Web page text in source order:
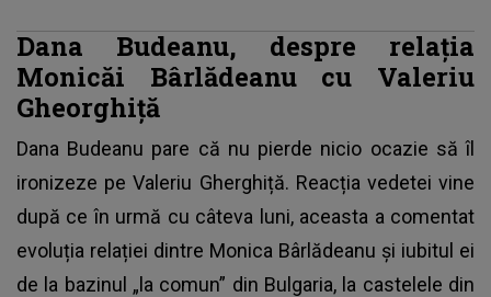
Dana Budeanu, despre relația
Monicăi Bârlădeanu cu Valeriu
Gheorghiță
Dana Budeanu pare că nu pierde nicio ocazie să îl
ironizeze pe Valeriu Gherghiță. Reacția vedetei vine
după ce în urmă cu câteva luni, aceasta a comentat
evoluția relației dintre Monica Bârlădeanu și iubitul ei
de la bazinul „la comun” din Bulgaria, la castelele din